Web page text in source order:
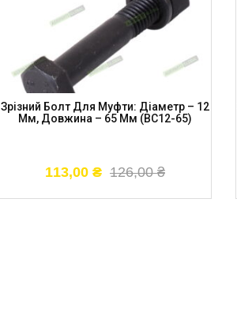
Зрізний Болт Для Муфти: Діаметр – 12
Мм, Довжина – 65 Мм (BC12-65)
126,00₴
113,00 ₴